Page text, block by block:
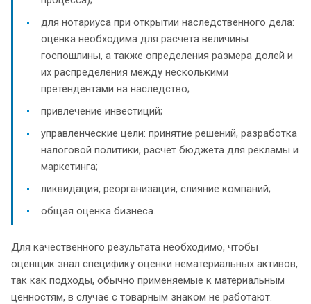
для нотариуса при открытии наследственного дела:
оценка необходима для расчета величины
госпошлины, а также определения размера долей и
их распределения между несколькими
претендентами на наследство;
привлечение инвестиций;
управленческие цели: принятие решений, разработка
налоговой политики, расчет бюджета для рекламы и
маркетинга;
ликвидация, реорганизация, слияние компаний;
общая оценка бизнеса.
Для качественного результата необходимо, чтобы
оценщик знал специфику оценки нематериальных активов,
так как подходы, обычно применяемые к материальным
ценностям, в случае с товарным знаком не работают.